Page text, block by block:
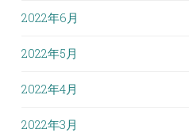
2022年6月
2022年5月
2022年4月
2022年3月